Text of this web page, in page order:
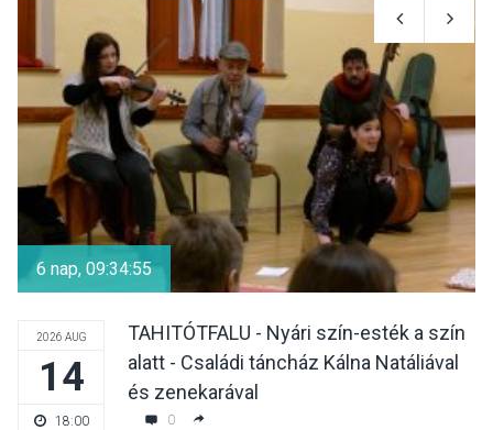
TERMÉSZETI KÖRNYEZET
A napokban is nő a
talajközeli ózonmennyiség
2026 AUG 06
Mi a pszichológia, és miért
van rá szükségünk? –
Beszélgetés a Kacsakő
6 nap, 09:34:55
2026 AUG
14
18:00
TAHITÓTFALU - Nyári szín-esték a szín
alatt - Családi táncház Kálna Natáliával
és zenekarával
0